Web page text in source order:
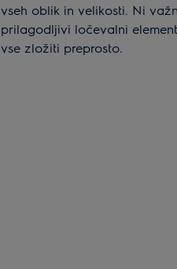
vseh oblik in velikosti. Ni
prilagodljivi ločevalni
vse zložiti preprosto.